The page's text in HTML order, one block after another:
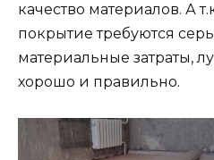
качество материалов. А
покрытие требуются
материальные затраты,
хорошо и правильно.